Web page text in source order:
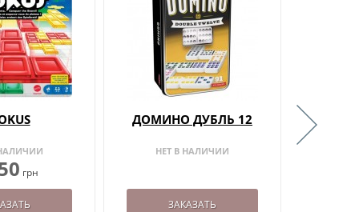
грн
ДОМИНО ДУБЛЬ 12
НЕТ В НАЛИЧИИ
ЗАКАЗАТЬ